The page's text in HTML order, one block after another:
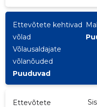
Ettevõtete kehtivad
võlad
Võlausaldajate
võlanõuded
Puuduvad
Ettevõtete